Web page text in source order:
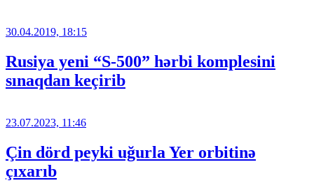
30.04.2019, 18:15
Rusiya yeni “S-500” hərbi komplesini
sınaqdan keçirib
23.07.2023, 11:46
Çin dörd peyki uğurla Yer orbitinə
çıxarıb